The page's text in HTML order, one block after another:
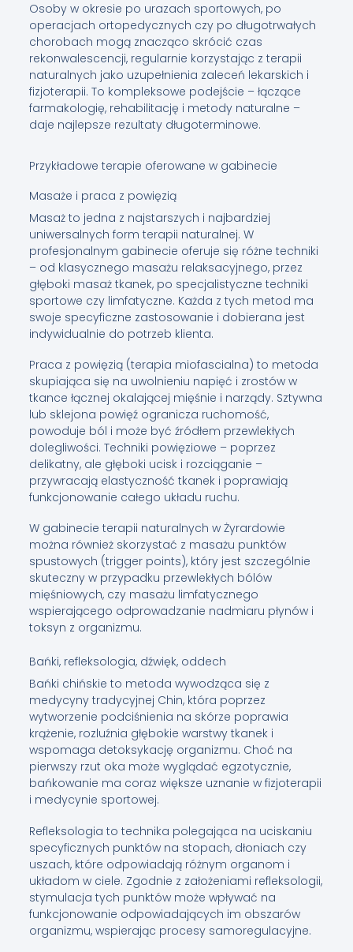
Osoby w okresie po urazach sportowych, po
operacjach ortopedycznych czy po długotrwałych
chorobach mogą znacząco skrócić czas
rekonwalescencji, regularnie korzystając z terapii
naturalnych jako uzupełnienia zaleceń lekarskich i
fizjoterapii. To kompleksowe podejście – łączące
farmakologię, rehabilitację i metody naturalne –
daje najlepsze rezultaty długoterminowe.
Przykładowe terapie oferowane w gabinecie
Masaże i praca z powięzią
Masaż to jedna z najstarszych i najbardziej
uniwersalnych form terapii naturalnej. W
profesjonalnym gabinecie oferuje się różne techniki
– od klasycznego masażu relaksacyjnego, przez
głęboki masaż tkanek, po specjalistyczne techniki
sportowe czy limfatyczne. Każda z tych metod ma
swoje specyficzne zastosowanie i dobierana jest
indywidualnie do potrzeb klienta.
Praca z powięzią (terapia miofascialna) to metoda
skupiająca się na uwolnieniu napięć i zrostów w
tkance łącznej okalającej mięśnie i narządy. Sztywna
lub sklejona powięź ogranicza ruchomość,
powoduje ból i może być źródłem przewlekłych
dolegliwości. Techniki powięziowe – poprzez
delikatny, ale głęboki ucisk i rozciąganie –
przywracają elastyczność tkanek i poprawiają
funkcjonowanie całego układu ruchu.
W gabinecie terapii naturalnych w Żyrardowie
można również skorzystać z masażu punktów
spustowych (trigger points), który jest szczególnie
skuteczny w przypadku przewlekłych bólów
mięśniowych, czy masażu limfatycznego
wspierającego odprowadzanie nadmiaru płynów i
toksyn z organizmu.
Bańki, refleksologia, dźwięk, oddech
Bańki chińskie to metoda wywodząca się z
medycyny tradycyjnej Chin, która poprzez
wytworzenie podciśnienia na skórze poprawia
krążenie, rozluźnia głębokie warstwy tkanek i
wspomaga detoksykację organizmu. Choć na
pierwszy rzut oka może wyglądać egzotycznie,
bańkowanie ma coraz większe uznanie w fizjoterapii
i medycynie sportowej.
Refleksologia to technika polegająca na uciskaniu
specyficznych punktów na stopach, dłoniach czy
uszach, które odpowiadają różnym organom i
układom w ciele. Zgodnie z założeniami refleksologii,
stymulacja tych punktów może wpływać na
funkcjonowanie odpowiadających im obszarów
organizmu, wspierając procesy samoregulacyjne.